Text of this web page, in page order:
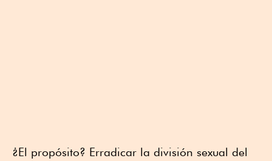
¿El propósito? Erradicar la división sexual del